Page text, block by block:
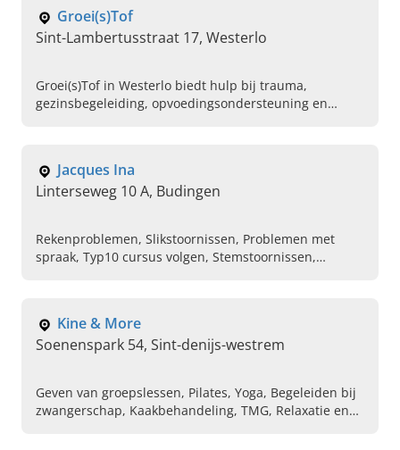
Groei(s)Tof
Sint-Lambertusstraat 17, Westerlo
Groei(s)Tof in Westerlo biedt hulp bij trauma,
gezinsbegeleiding, opvoedingsondersteuning en
Jacques Ina
Linterseweg 10 A, Budingen
Rekenproblemen, Slikstoornissen, Problemen met
spraak, Typ10 cursus volgen, Stemstoornissen,
Kine & More
Soenenspark 54, Sint-denijs-westrem
Geven van groepslessen, Pilates, Yoga, Begeleiden bij
zwangerschap, Kaakbehandeling, TMG, Relaxatie en